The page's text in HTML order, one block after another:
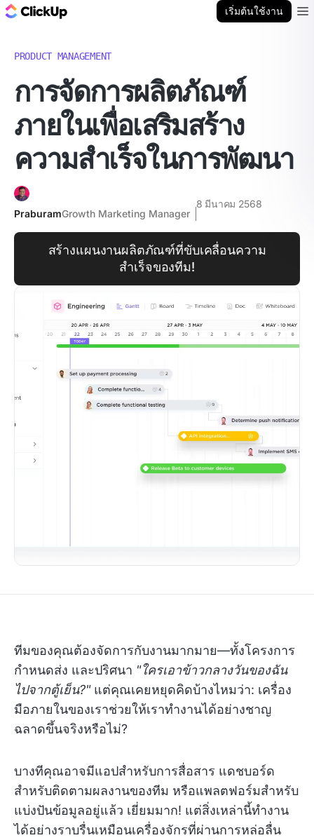
เริ่มต้นใช้งาน
PRODUCT MANAGEMENT
การจัดการผลิตภัณฑ์
ภายในเพื่อเสริมสร้าง
ความสำเร็จในการพัฒนา
PraburamGrowth Marketing Manager
8 มีนาคม 2568
สร้างแผนงานผลิตภัณฑ์ที่ขับเคลื่อนความ
สำเร็จของทีม!
ทีมของคุณต้องจัดการกับงานมากมาย—ทั้งโครงการ
กำหนดส่ง และปริศนา "ใครเอาข้าวกลางวันของฉัน
ไปจากตู้เย็น?"แต่คุณเคยหยุดคิดบ้างไหมว่า: เครื่อง
มือภายในของเราช่วยให้เราทำงานได้อย่างชาญ
ฉลาดขึ้นจริงหรือไม่?
บางทีคุณอาจมีแอปสำหรับการสื่อสาร แดชบอร์ด
สำหรับติดตามผลงานของทีม หรือแพลตฟอร์มสำหรับ
แบ่งปันข้อมูลอยู่แล้ว เยี่ยมมาก! แต่สิ่งเหล่านี้ทำงาน
ได้อย่างราบรื่นเหมือนเครื่องจักรที่ผ่านการหล่อลื่น